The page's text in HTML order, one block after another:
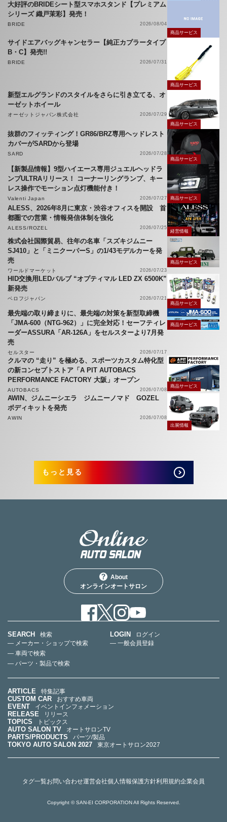
大好評のBRIDEシート型スマホスタンド【プレミアム
シリーズ 織戸茉彩】発売！
BRIDE
2026/08/04
商品サービス
サイドエアバッグキャンセラー【純正カプラータイプ
B・C】発売!!
BRIDE 2026/07/31
商品サービス
新型エルグランドのスタイルをさらに引き立てる、オ
ーゼットホイール
オーゼットジャパン株式会社
2026/07/29
商品サービス
抜群のフィッティング！GR86/BRZ専用ヘッドレスト
カバーがSARDから登場
SARD
2026/07/28
商品サービス
【新製品情報】9型ハイエース専用ジュエルヘッドラ
ンプULTRAリリース！ コーナーリングランプ、キー
レス操作でモーション点灯機能付き！
Valenti Japan 2026/07/27 商品サービス
ALESS、2026年8月に東京・渋谷オフィスを開設 首
都圏での営業・情報発信体制を強化
ALESS/ROZEL 2026/07/25
経営情報
株式会社国際貿易、往年の名車「スズキジムニー
SJ410」と「ミニクーパーS」の1/43モデルカーを発
売
ワールドマーケット 2026/07/23
商品サービス
HID交換用LEDバルブ “オプティマル LED ZX 6500K”
新発売
ベロフジャパン
2026/07/21
商品サービス
最先端の取り締まりに、最先端の対策を新型取締機
「JMA-600（NTG-962）」に完全対応！セーフティレ
ーダーASSURA「AR-126A」をセルスターより7月発
売
セルスター 2026/07/17
商品サービス
クルマの “走り” を極める、スポーツカスタム特化型
の新コンセプトストア「A PIT AUTOBACS
PERFORMANCE FACTORY 大阪」オープン
AUTOBACS 2026/07/08
商品サービス
AWIN、ジムニーシエラ ジムニーノマド GOZEL
ボディキットを発売
AWIN
2026/07/08
出展情報
もっと見る
About
オンラインオートサロン
SEARCH
検索
— メーカー・ショップで検索
— 車両で検索
— パーツ・製品で検索
LOGIN
ログイン
— 一般会員登録
ARTICLE 特集記事
CUSTOM CAR おすすめ車両
EVENT イベントインフォメーション
RELEASE リリース
TOPICS トピックス
AUTO SALON TV オートサロンTV
PARTS/PRODUCTS パーツ/製品
TOKYO AUTO SALON 2027 東京オートサロン2027
タグ一覧お問い合わせ運営会社個人情報保護方針利用規約企業会員
Copyright © SAN-EI CORPORATION All Rights Reserved.